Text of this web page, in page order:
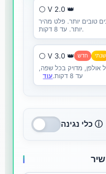
⚪ V 2.0 👑
טובים יותר. פלט מהיר
יותר. עד 8 דקות.
⚪ V 3.0 👑 חדש שנתי
אולפן, מדויק בכל שפה,
עד 8 דקות.
עוד
כלי נגינה ⓘ